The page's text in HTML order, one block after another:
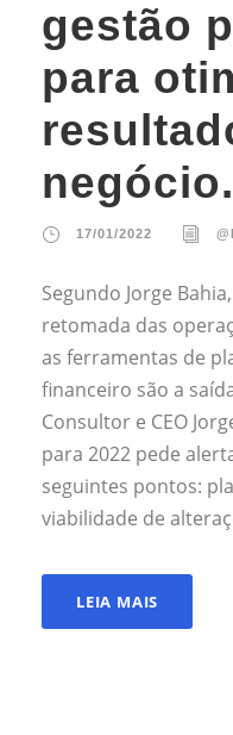
gestão
para
negócio.
17/01/2022
Segundo Jorge
retomada das
as ferramentas de
financeiro são a
Consultor e CEO
para 2022 pede
seguintes pontos:
viabilidade de
LEIA MAIS